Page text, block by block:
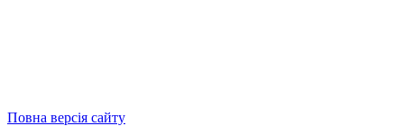
Повна версія сайту